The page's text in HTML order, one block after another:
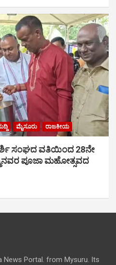
ಮೈಸೂರು ರಾಜಕೀಯ
ಸಂಘದ ವತಿಯಿಂದ 28ನೇ
ಪೂಜಾ ಮಹೋತ್ಸವದ
News Portal. from Mysuru. Its